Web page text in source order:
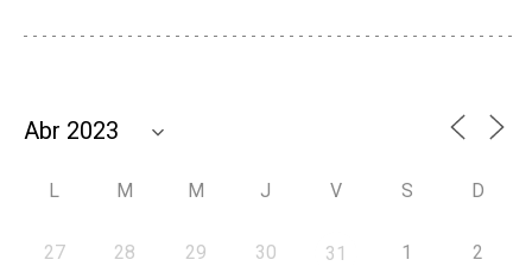
L M M J V S D
27 28 29 30 31 1 2